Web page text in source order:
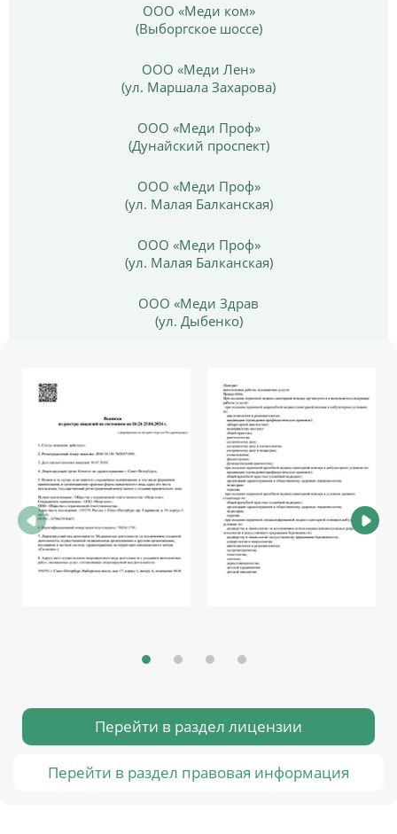
ООО «Меди ком»
(Выборгское шоссе)
ООО «Меди Лен»
(ул. Маршала Захарова)
ООО «Меди Проф»
(Дунайский проспект)
ООО «Меди Проф»
(ул. Малая Балканская)
ООО «Меди Проф»
(ул. Малая Балканская)
ООО «Меди Здрав
(ул. Дыбенко)
Перейти в раздел лицензии
Перейти в раздел правовая информация